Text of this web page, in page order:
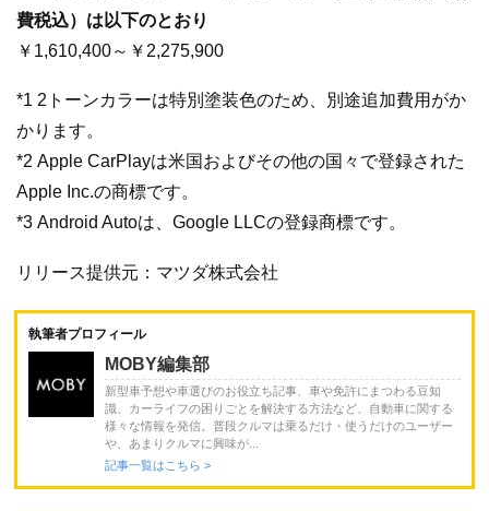
費税込）は以下のとおり
￥1,610,400～￥2,275,900
*1 2トーンカラーは特別塗装色のため、別途追加費用がか
かります。
*2 Apple CarPlayは米国およびその他の国々で登録された
Apple Inc.の商標です。
*3 Android Autoは、Google LLCの登録商標です。
リリース提供元：マツダ株式会社
執筆者プロフィール
MOBY編集部
新型車予想や車選びのお役立ち記事、車や免許にまつわる豆知
識、カーライフの困りごとを解決する方法など、自動車に関する
様々な情報を発信。普段クルマは乗るだけ・使うだけのユーザー
や、あまりクルマに興味が...
記事一覧はこちら >